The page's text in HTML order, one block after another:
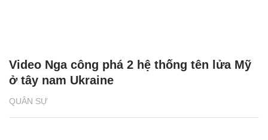
QUÂN SỰ
Video Nga công phá 2 hệ thống tên lửa Mỹ
ở tây nam Ukraine